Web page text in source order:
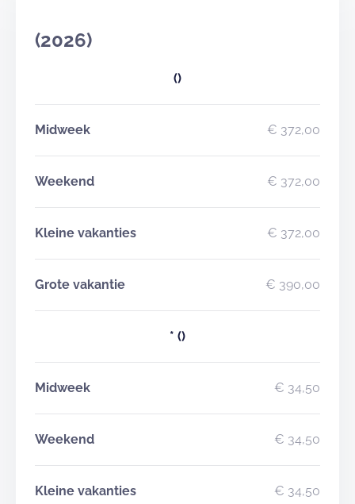
(2026)
()
Midweek € 372,00
Weekend € 372,00
Kleine vakanties € 372,00
Grote vakantie € 390,00
* ()
Midweek € 34,50
Weekend € 34,50
Kleine vakanties € 34,50